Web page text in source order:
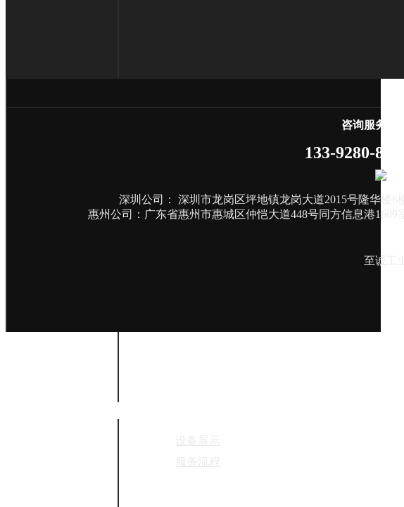
快速成型
产品设计
咨询服务热线
133-9280-8719
深圳公司： 深圳市龙岗区坪地镇龙岗大道2015号隆华楼6楼
惠州公司：广东省惠州市惠城区仲恺大道448号同方信息港1609室
至诚工业